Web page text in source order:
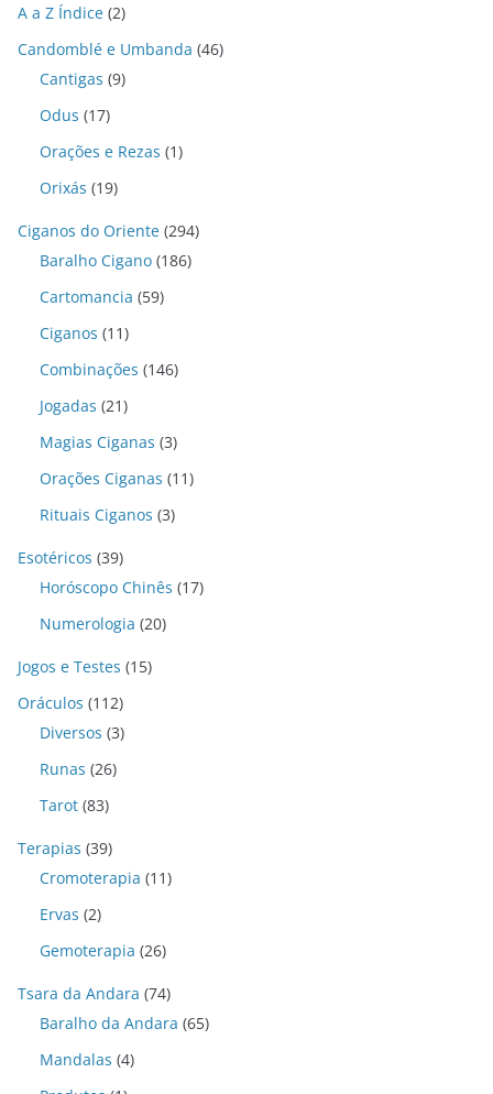
A a Z Índice (2)
Candomblé e Umbanda (46)
Cantigas (9)
Odus (17)
Orações e Rezas (1)
Orixás (19)
Ciganos do Oriente (294)
Baralho Cigano (186)
Cartomancia (59)
Ciganos (11)
Combinações (146)
Jogadas (21)
Magias Ciganas (3)
Orações Ciganas (11)
Rituais Ciganos (3)
Esotéricos (39)
Horóscopo Chinês (17)
Numerologia (20)
Jogos e Testes (15)
Oráculos (112)
Diversos (3)
Runas (26)
Tarot (83)
Terapias (39)
Cromoterapia (11)
Ervas (2)
Gemoterapia (26)
Tsara da Andara (74)
Baralho da Andara (65)
Mandalas (4)